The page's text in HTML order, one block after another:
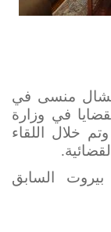
ميشال منسى في
في وزارة
خلال اللقاء
السابق